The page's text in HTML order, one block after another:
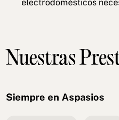
electrodomésticos
Nuestras
Siempre en Aspasios